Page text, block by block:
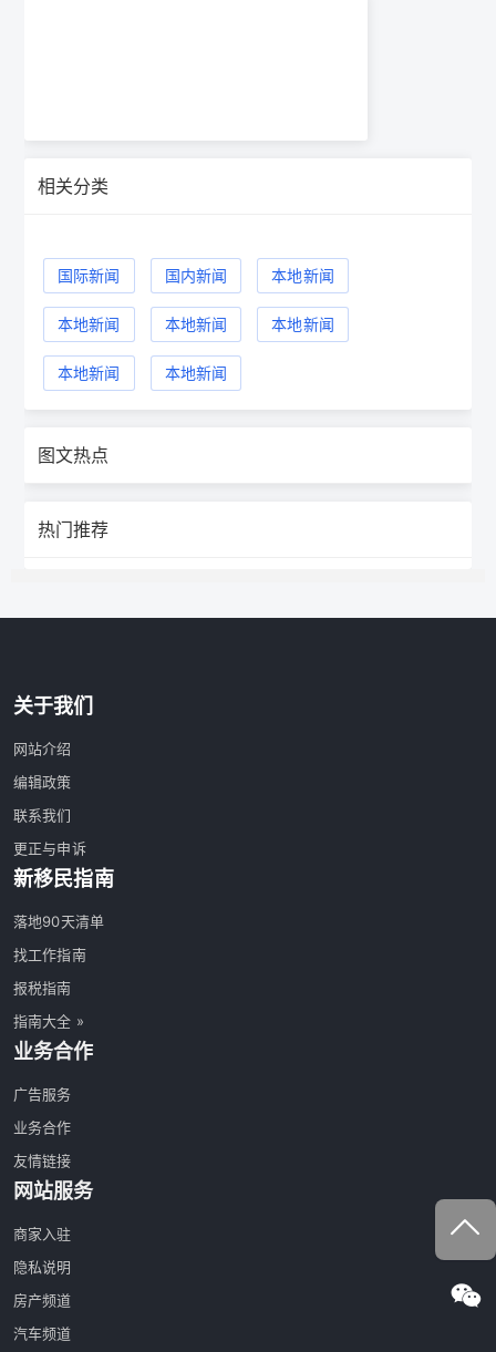
相关分类
国际新闻 国内新闻 本地新闻
本地新闻 本地新闻 本地新闻
本地新闻 本地新闻
图文热点
热门推荐
关于我们
网站介绍
编辑政策
联系我们
更正与申诉
新移民指南
落地90天清单
找工作指南
报税指南
指南大全 »
业务合作
广告服务
业务合作
友情链接
网站服务
商家入驻
隐私说明
房产频道
汽车频道